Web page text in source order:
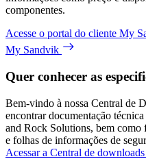
componentes.
Acesse o portal do cliente My
My Sandvik
Quer conhecer as
Bem-vindo à nossa Central de
encontrar documentação
and Rock Solutions, bem como
e folhas de informações de
Acessar a Central de downloads